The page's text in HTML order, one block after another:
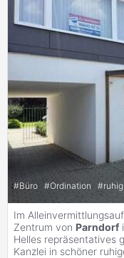
#Büro #Ordination #ruhig
Im
Zentrum von Parndorf
Helles repräsentatives
Kanzlei in schöner